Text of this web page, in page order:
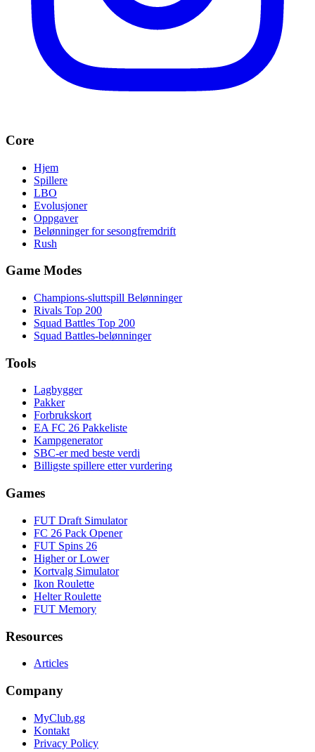
Core
Hjem
Spillere
LBO
Evolusjoner
Oppgaver
Belønninger for sesongfremdrift
Rush
Game Modes
Champions-sluttspill Belønninger
Rivals Top 200
Squad Battles Top 200
Squad Battles-belønninger
Tools
Lagbygger
Pakker
Forbrukskort
EA FC 26 Pakkeliste
Kampgenerator
SBC-er med beste verdi
Billigste spillere etter vurdering
Games
FUT Draft Simulator
FC 26 Pack Opener
FUT Spins 26
Higher or Lower
Kortvalg Simulator
Ikon Roulette
Helter Roulette
FUT Memory
Resources
Articles
Company
MyClub.gg
Kontakt
Privacy Policy